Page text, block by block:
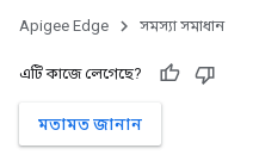
Apigee Edge সমস্যা সমাধান
এটি কাজে লেগেছে?
মতামত জানান